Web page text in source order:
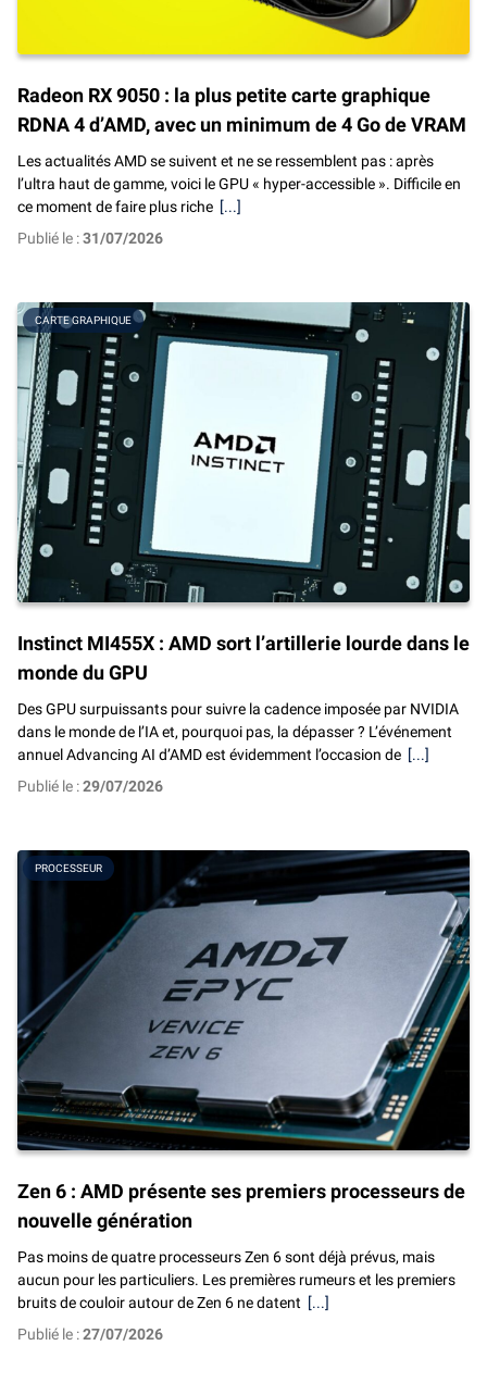
Radeon RX 9050 : la plus petite carte graphique
RDNA 4 d’AMD, avec un minimum de 4 Go de VRAM
Les actualités AMD se suivent et ne se ressemblent pas : après
l’ultra haut de gamme, voici le GPU « hyper-accessible ». Difficile en
ce moment de faire plus riche [...]
Publié le :31/07/2026
CARTE GRAPHIQUE
Instinct MI455X : AMD sort l’artillerie lourde dans le
monde du GPU
Des GPU surpuissants pour suivre la cadence imposée par NVIDIA
dans le monde de l’IA et, pourquoi pas, la dépasser ? L’événement
annuel Advancing AI d’AMD est évidemment l’occasion de [...]
Publié le :29/07/2026
PROCESSEUR
Zen 6 : AMD présente ses premiers processeurs de
nouvelle génération
Pas moins de quatre processeurs Zen 6 sont déjà prévus, mais
aucun pour les particuliers. Les premières rumeurs et les premiers
bruits de couloir autour de Zen 6 ne datent [...]
Publié le :27/07/2026